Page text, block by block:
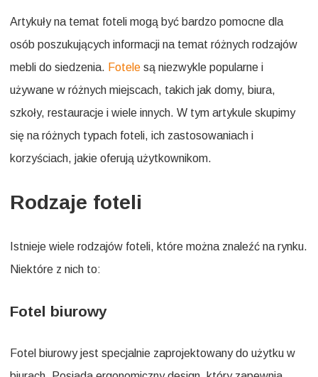
Artykuły na temat foteli mogą być bardzo pomocne dla
osób poszukujących informacji na temat różnych rodzajów
mebli do siedzenia. Fotele są niezwykle popularne i
używane w różnych miejscach, takich jak domy, biura,
szkoły, restauracje i wiele innych. W tym artykule skupimy
się na różnych typach foteli, ich zastosowaniach i
korzyściach, jakie oferują użytkownikom.
Rodzaje foteli
Istnieje wiele rodzajów foteli, które można znaleźć na rynku.
Niektóre z nich to:
Fotel biurowy
Fotel biurowy jest specjalnie zaprojektowany do użytku w